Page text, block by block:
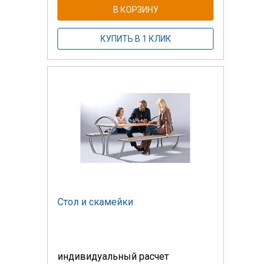
В КОРЗИНУ
КУПИТЬ В 1 КЛИК
Стол и скамейки
индивидуальный расчет